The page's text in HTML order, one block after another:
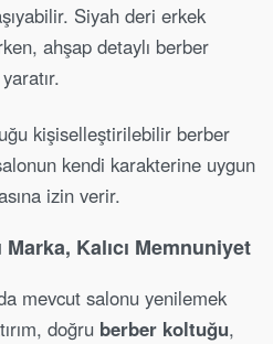
Siyah deri erkek
ahşap detaylı berber
kişiselleştirilebilir berber
kendi karakterine uygun
izin verir.
Kalıcı Memnuniyet
mevcut salonu yenilemek
doğru berber koltuğu,